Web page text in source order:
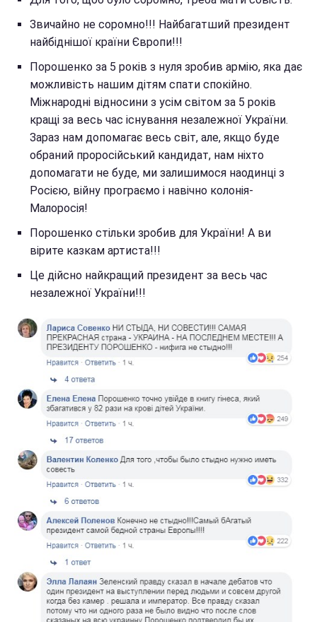
Звичайно не соромно!!! Найбагатший президент
найбіднішої країни Європи!!!
Порошенко за 5 років з нуля зробив армію, яка дає
можливість нашим дітям спати спокійно.
Міжнародні відносини з усім світом за 5 років
кращі за весь час існування незалежної України.
Зараз нам допомагає весь світ, але, якщо буде
обраний проросійський кандидат, нам ніхто
допомагати не буде, ми залишимося наодинці з
Росією, війну програємо і навічно колонія-
Малоросія!
Порошенко стільки зробив для України! А ви
вірите казкам артиста!!!
Це дійсно найкращий президент за весь час
незалежної України!!!